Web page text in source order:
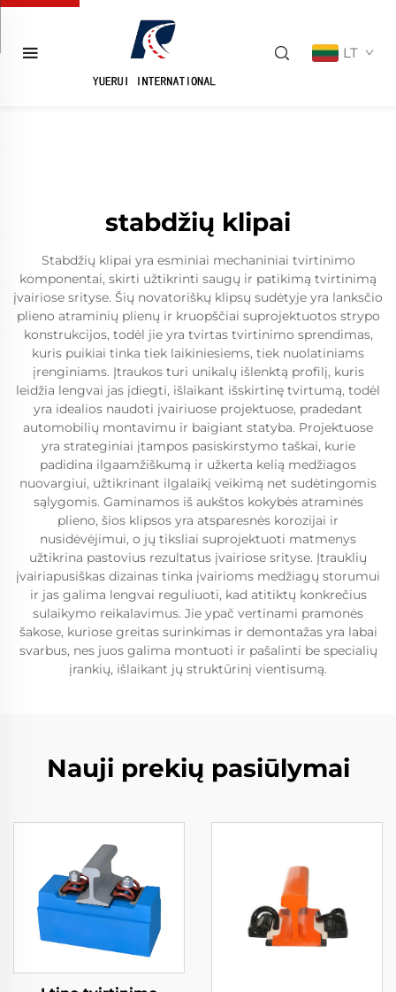
LT
stabdžių klipai
Stabdžių klipai yra esminiai mechaniniai tvirtinimo
komponentai, skirti užtikrinti saugų ir patikimą tvirtinimą
įvairiose srityse. Šių novatoriškų klipsų sudėtyje yra lanksčio
plieno atraminių plienų ir kruopščiai suprojektuotos strypo
konstrukcijos, todėl jie yra tvirtas tvirtinimo sprendimas,
kuris puikiai tinka tiek laikiniesiems, tiek nuolatiniams
įrenginiams. Įtraukos turi unikalų išlenktą profilį, kuris
leidžia lengvai jas įdiegti, išlaikant išskirtinę tvirtumą, todėl
yra idealios naudoti įvairiuose projektuose, pradedant
automobilių montavimu ir baigiant statyba. Projektuose
yra strateginiai įtampos pasiskirstymo taškai, kurie
padidina ilgaamžiškumą ir užkerta kelią medžiagos
nuovargiui, užtikrinant ilgalaikį veikimą net sudėtingomis
sąlygomis. Gaminamos iš aukštos kokybės atraminės
plieno, šios klipsos yra atsparesnės korozijai ir
nusidėvėjimui, o jų tiksliai suprojektuoti matmenys
užtikrina pastovius rezultatus įvairiose srityse. Įtrauklių
įvairiapusiškas dizainas tinka įvairioms medžiagų storumui
ir jas galima lengvai reguliuoti, kad atitiktų konkrečius
sulaikymo reikalavimus. Jie ypač vertinami pramonės
šakose, kuriose greitas surinkimas ir demontažas yra labai
svarbus, nes juos galima montuoti ir pašalinti be specialių
įrankių, išlaikant jų struktūrinį vientisumą.
Nauji prekių pasiūlymai